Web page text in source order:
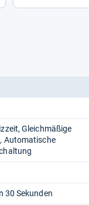
Gleichmäßige
Automatische
30 Sekunden